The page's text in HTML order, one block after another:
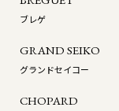
ブレゲ
GRAND SEIKO
グランドセイコー
CHOPARD